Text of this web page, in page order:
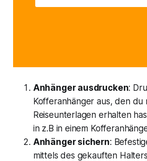
Anhänger ausdrucken:
Kofferanhänger aus, den du
Reiseunterlagen erhalten
in z.B in einem
Anhänger sichern:
mittels des gekauften